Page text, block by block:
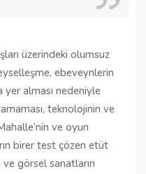
üzerindeki olumsuz
ebeveynlerin
yer alması nedeniyle
teknolojinin ve
ve oyun
birer test çözen etüt
görsel sanatların